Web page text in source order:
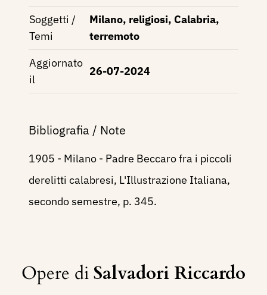
Soggetti /
Temi
Milano, religiosi, Calabria,
terremoto
Aggiornato
il
26-07-2024
Bibliografia / Note
1905 - Milano - Padre Beccaro fra i piccoli
derelitti calabresi, L'Illustrazione Italiana,
secondo semestre, p. 345.
Opere diSalvadori Riccardo